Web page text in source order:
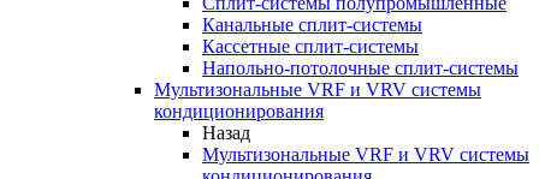
Канальные сплит-системы
Кассетные сплит-системы
Напольно-потолочные сплит-системы
Мультизональные VRF и VRV системы
кондиционирования
Назад
Мультизональные VRF и VRV системы